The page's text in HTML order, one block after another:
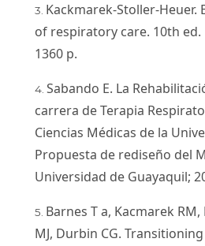
Kackmarek-Stoller-Heuer.
of respiratory care. 10th ed.
1360 p.
Sabando E. La
carrera de Terapia
Ciencias Médicas de la
Propuesta de rediseño del
Universidad de Guayaquil;
Barnes T a, Kacmarek
MJ, Durbin CG.